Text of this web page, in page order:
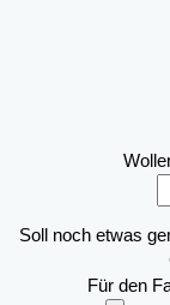
Soll noch etwas
Für den